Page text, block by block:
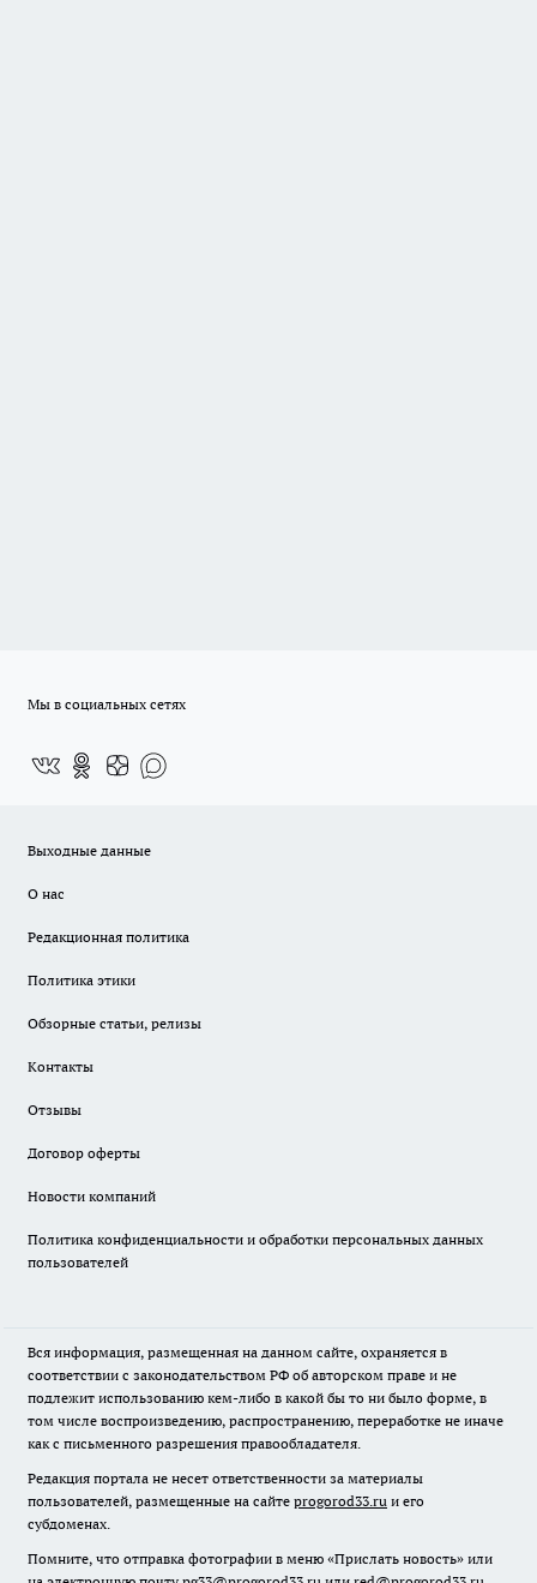
Мы в социальных сетях
Выходные данные
О нас
Редакционная политика
Политика этики
Обзорные статьи, релизы
Контакты
Отзывы
Договор оферты
Новости компаний
Политика конфиденциальности и обработки персональных данных
пользователей
Вся информация, размещенная на данном сайте, охраняется в
соответствии с законодательством РФ об авторском праве и не
подлежит использованию кем-либо в какой бы то ни было форме, в
том числе воспроизведению, распространению, переработке не иначе
как с письменного разрешения правообладателя.
Редакция портала не несет ответственности за материалы
пользователей, размещенные на сайте progorod33.ru и его
субдоменах.
Помните, что отправка фотографии в меню «Прислать новость» или